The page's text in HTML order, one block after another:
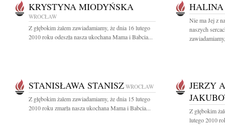
KRYSTYNA MIODYŃSKA
WROCŁAW
Z głębokim żalem zawiadamiamy, że dnia 16 lutego
2010 roku odeszła nasza ukochana Mama i Babcia...
Nie ma Jej z
naszych
STANISŁAWA STANISZ WROCŁAW
Z głębokim żalem zawiadamiamy, że dnia 15 lutego
2010 roku zmarła nasza ukochana Mama i Babcia...
JERZY
Z głębokim
lutego 2010